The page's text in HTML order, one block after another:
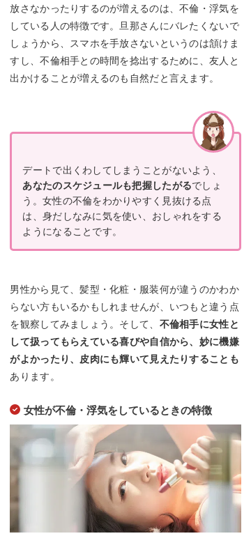
放さなかったりするのが増えるのは、不倫・浮気を
している人の特徴です。旦那さんにバレたくないで
しょうから、スマホを手放さないというのは頷けま
すし、不倫相手との時間を捻出するために、友人と
出かけることが増えるのも自然だと言えます。
デートで出くわしてしまうことがないよう、
あなたのスケジュールも把握したがるでしょ
う。女性の不倫をわかりやすく見抜ける点
は、身だしなみに気を使い、おしゃれをする
ようになることです。
男性から見て、髪型・化粧・服装何が違うのかわか
らない方もいるかもしれませんが、いつもと違う点
を観察してみましょう。そして、 不倫相手に女性と
して扱ってもらえている喜びや自信から、妙に機嫌
がよかったり、皮肉にも輝いて見えたりすることも
あります。
女性が不倫・浮気をしているときの特徴